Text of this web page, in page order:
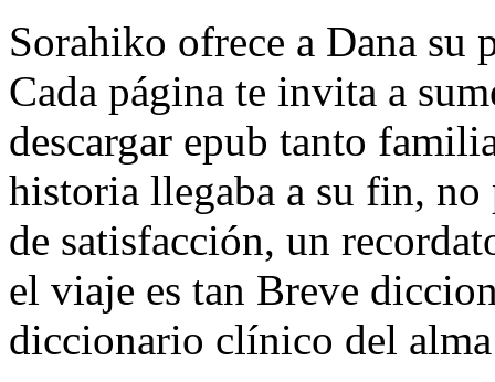
Sorahiko ofrece a Dana su
Cada página te invita a
descargar epub tanto
historia llegaba a su fin, no
de satisfacción, un
el viaje es tan Breve
diccionario clínico del